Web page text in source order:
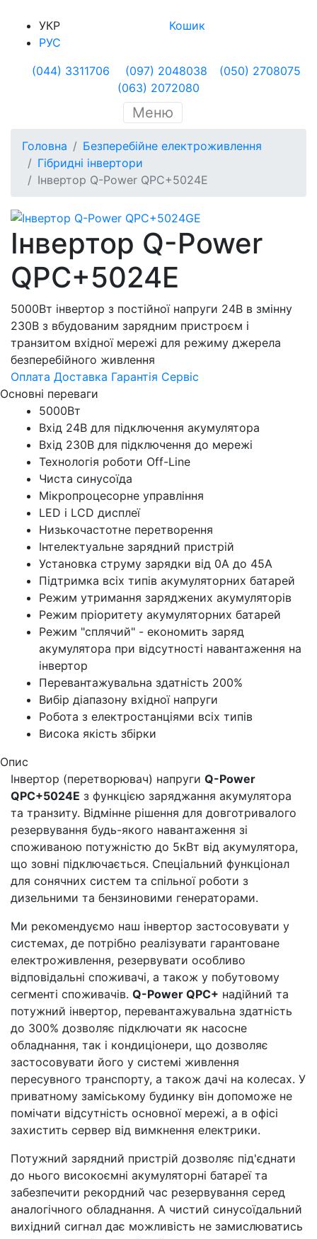
УКР
РУС
Кошик
(044) 3311706 (097) 2048038
(050) 2708075
(063) 2072080
Меню
Головна
Безперебійне електроживлення
Гібридні інвертори
Інвертор Q-Power QPC+5024E
Інвертор Q-Power
QPC+5024E
5000Вт інвертор з постійної напруги 24В в змінну
230В з вбудованим зарядним пристроєм і
транзитом вхідної мережі для режиму джерела
безперебійного живлення
Оплата Доставка Гарантія Сервіс
Основні переваги
5000Вт
Вхід 24В для підключення акумулятора
Вхід 230В для підключення до мережі
Технологія роботи Off-Line
Чиста синусоїда
Мікропроцесорне управління
LED і LCD дисплеї
Низькочастотне перетворення
Інтелектуальне зарядний пристрій
Установка струму зарядки від 0А до 45А
Підтримка всіх типів акумуляторних батарей
Режим утримання заряджених акумуляторів
Режим пріоритету акумуляторних батарей
Режим "сплячий" - економить заряд
акумулятора при відсутності навантаження на
інвертор
Перевантажувальна здатність 200%
Вибір діапазону вхідної напруги
Робота з електростанціями всіх типів
Висока якість збірки
Опис
Інвертор (перетворювач) напруги Q-Power
QPC+5024E з функцією заряджання акумулятора
та транзиту. Відмінне рішення для довготривалого
резервування будь-якого навантаження зі
споживаною потужністю до 5кВт від акумулятора,
що зовні підключається. Спеціальний функціонал
для сонячних систем та спільної роботи з
дизельними та бензиновими генераторами.
Ми рекомендуємо наш інвертор застосовувати у
системах, де потрібно реалізувати гарантоване
електроживлення, резервувати особливо
відповідальні споживачі, а також у побутовому
сегменті споживачів. Q-Power QPC+ надійний та
потужний інвертор, перевантажувальна здатність
до 300% дозволяє підключати як насосне
обладнання, так і кондиціонери, що дозволяє
застосовувати його у системі живлення
пересувного транспорту, а також дачі на колесах. У
приватному заміському будинку він допоможе не
помічати відсутність основної мережі, а в офісі
захистить сервер від вимкнення електрики.
Потужний зарядний пристрій дозволяє під'єднати
до нього високоємні акумуляторні батареї та
забезпечити рекордний час резервування серед
аналогічного обладнання. А чистий синусоїдальний
вихідний сигнал дає можливість не замислюватись